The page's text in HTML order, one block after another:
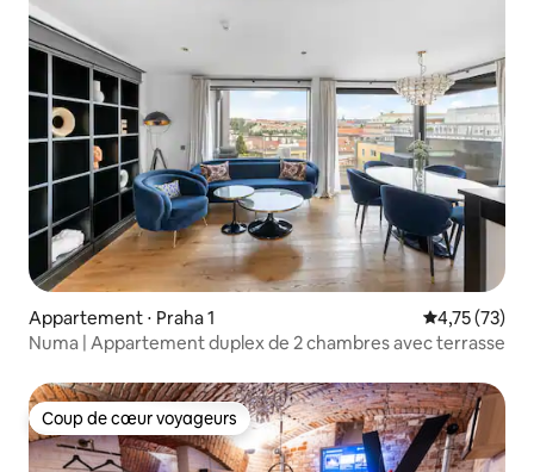
Appartement ⋅ Praha 1 Évaluation
4,75 (73)
Numa | Appartement duplex de 2 chambres avec terrasse
Coup de cœur voyageurs
Coup de cœur voyageurs